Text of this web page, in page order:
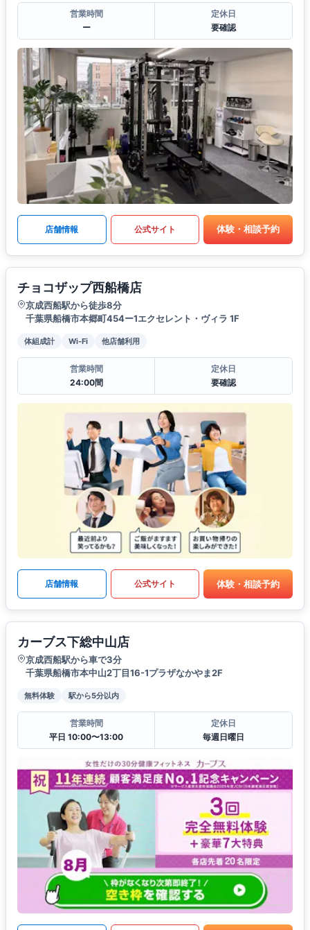
営業時間
ー
定休日
要確認
店舗情報 公式サイト 体験・相談予約
チョコザップ西船橋店
京成西船駅から徒歩8分
千葉県船橋市本郷町454ー1エクセレント・ヴィラ 1F
体組成計 Wi-Fi 他店舗利用
営業時間
24:00間
定休日
要確認
店舗情報 公式サイト 体験・相談予約
カーブス下総中山店
京成西船駅から車で3分
千葉県船橋市本中山2丁目16-1プラザなかやま2F
無料体験 駅から5分以内
営業時間
平日 10:00〜13:00
定休日
毎週日曜日